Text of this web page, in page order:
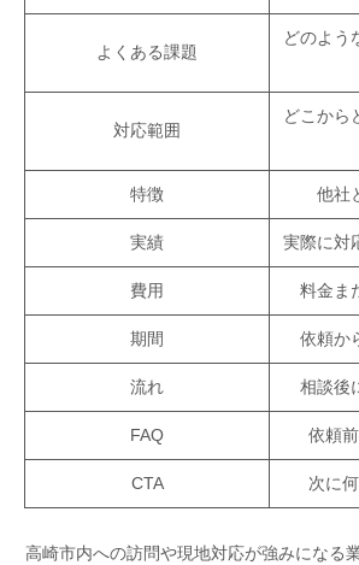
よくある課題
どのよう
対応範囲
どこから
特徴 他社
実績 実際に対
費用 料金ま
期間 依頼か
流れ 相談後
FAQ 依頼
CTA 次に
高崎市内への訪問や現地対応が強みになる